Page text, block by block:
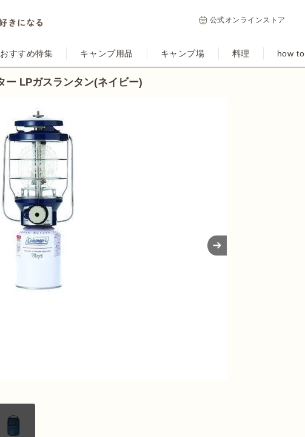
公式オンラインストア
おすすめ特集 キャンプ用品 キャンプ場 料理 how to
ー LPガスランタン(ネイビー)